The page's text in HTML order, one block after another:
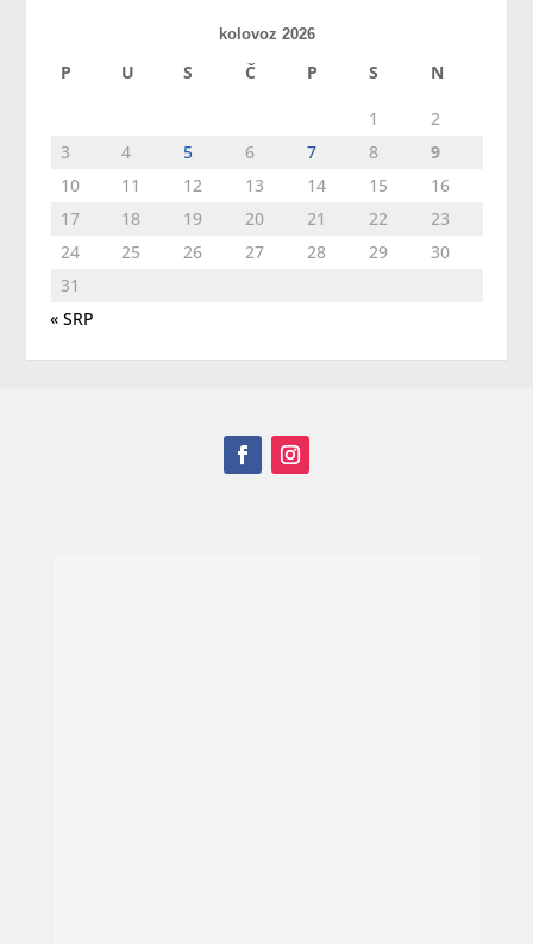
kolovoz 2026
P U S Č P S N
1
2
3
4 5 6 7 8
9
10
11 12 13 14 15
16
17
18 19 20 21 22
23
24
25 26 27 28 29
30
31
« SRP